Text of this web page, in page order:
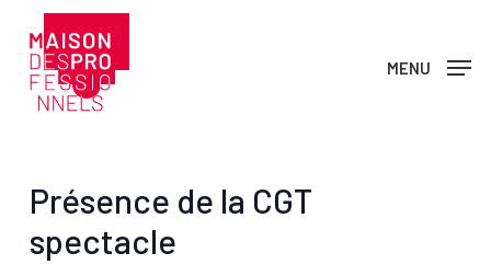
main
content
MENU
Présence de la CGT
spectacle